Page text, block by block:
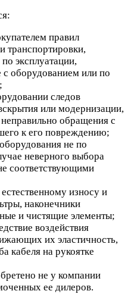
правил
транспортировки,
эксплуатации,
с оборудованием или по
следов
или модернизации,
обращения с
к его повреждению;
не по
неверного выбора
соответствующими
износу и
наконечники
и чистящие элементы;
воздействия
их эластичность,
кабеля на рукоятке
не у компании
ее дилеров.